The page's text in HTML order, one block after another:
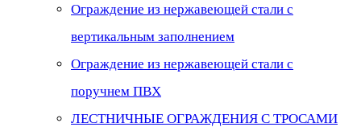
Ограждение из нержавеющей стали с
вертикальным заполнением
Ограждение из нержавеющей стали с
поручнем ПВХ
ЛЕСТНИЧНЫЕ ОГРАЖДЕНИЯ С ТРОСАМИ